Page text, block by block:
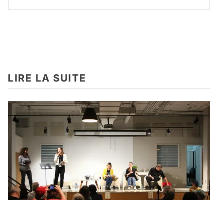
LIRE LA SUITE